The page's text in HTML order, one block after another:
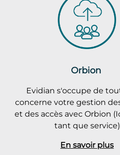
Orbion
Evidian s'occupe de
concerne votre gestion
et des accès avec Orbion
tant que service)
En savoir plus